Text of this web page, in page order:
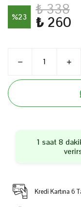
%23 ₺ 338
₺ 260
1 saat 8
Kredi Kartına 6